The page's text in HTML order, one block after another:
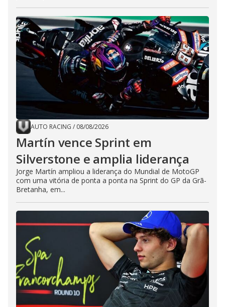
AUTO RACING / 08/08/2026
Martín vence Sprint em
Silverstone e amplia liderança
Jorge Martín ampliou a liderança do Mundial de MotoGP
com uma vitória de ponta a ponta na Sprint do GP da Grã-
Bretanha, em...